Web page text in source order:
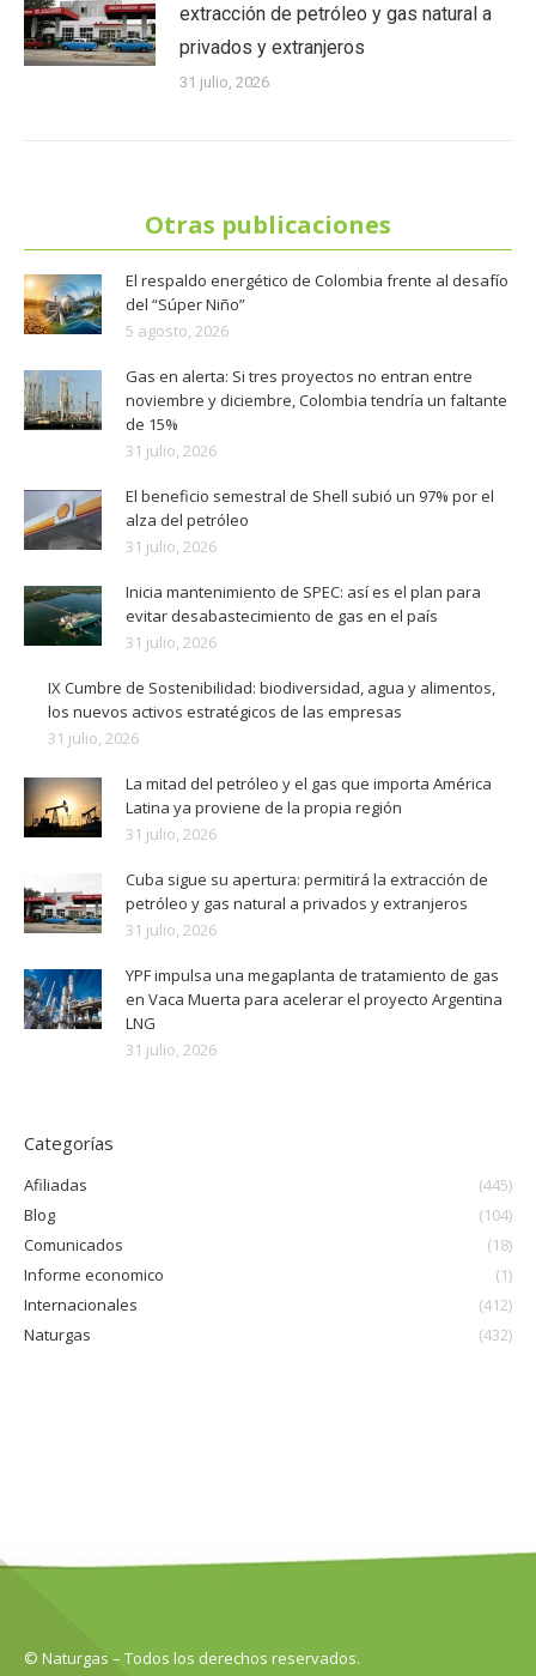
extracción de petróleo y gas natural a
privados y extranjeros
31 julio, 2026
Otras publicaciones
El respaldo energético de Colombia frente al desafío
del “Súper Niño”
5 agosto, 2026
Gas en alerta: Si tres proyectos no entran entre
noviembre y diciembre, Colombia tendría un faltante
de 15%
31 julio, 2026
El beneficio semestral de Shell subió un 97% por el
alza del petróleo
31 julio, 2026
Inicia mantenimiento de SPEC: así es el plan para
evitar desabastecimiento de gas en el país
31 julio, 2026
IX Cumbre de Sostenibilidad: biodiversidad, agua y alimentos,
los nuevos activos estratégicos de las empresas
31 julio, 2026
La mitad del petróleo y el gas que importa América
Latina ya proviene de la propia región
31 julio, 2026
Cuba sigue su apertura: permitirá la extracción de
petróleo y gas natural a privados y extranjeros
31 julio, 2026
YPF impulsa una megaplanta de tratamiento de gas
en Vaca Muerta para acelerar el proyecto Argentina
LNG
31 julio, 2026
Categorías
Afiliadas
(445)
Blog
(104)
Comunicados
(18)
Informe economico
(1)
Internacionales
(412)
Naturgas
(432)
© Naturgas – Todos los derechos reservados.